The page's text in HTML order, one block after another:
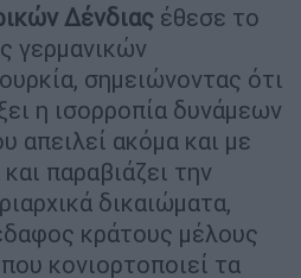
Δένδιας έθεσε το
γερμανικών
σημειώνοντας ότι
η ισορροπία δυνάμεων
απειλεί ακόμα και με
παραβιάζει την
δικαιώματα,
κράτους μέλους
κονιορτοποιεί τα